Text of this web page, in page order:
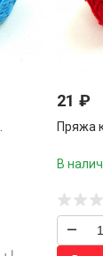
21 ₽
Пряжа
В
–